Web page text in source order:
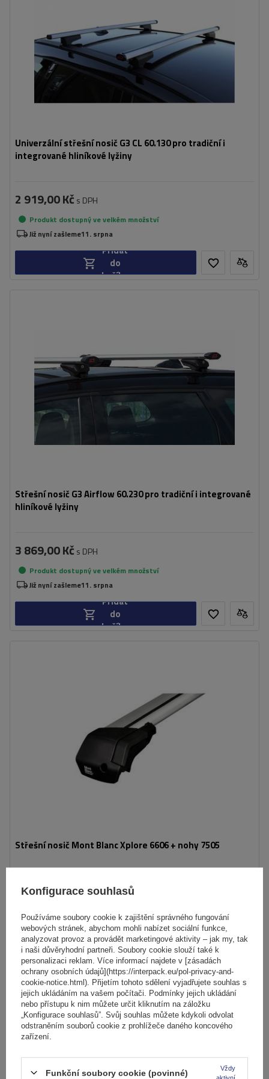
Univerzální střešní nosič G3 CL 60.130 pro tradiční i
integrované hliníkové lyžiny
2 919,00 Kč s DPH
Produkt dostupný ve velkém množství
Již nyní zašleme11. srpna
Přidat
do
košíku
Střešní nosič G3 Airflow 60.230 pro tradiční i integrované
hliníkové lyžiny
3 869,00 Kč s DPH
Produkt dostupný ve velkém množství
Již nyní zašleme11. srpna
Přidat
do
košíku
Střešní nosič Mont Blanc Xplore 6606 + nohy 7505
8 204,00 Kčs DPH
Již nyní zašleme11. srpna
Přidat
do
košíku
Konfigurace souhlasů
Používáme soubory cookie k zajištění správného fungování
webových stránek, abychom mohli nabízet sociální funkce,
analyzovat provoz a provádět marketingové aktivity – jak my, tak
i naši důvěryhodní partneři. Soubory cookie slouží také k
personalizaci reklam. Více informací najdete v [zásadách
ochrany osobních údajů](https://interpack.eu/pol-privacy-and-
cookie-notice.html). Přijetím tohoto sdělení vyjadřujete souhlas s
jejich ukládáním na vašem počítači. Podmínky jejich ukládání
nebo přístupu k nim můžete určit kliknutím na záložku
„Konfigurace souhlasů”. Svůj souhlas můžete kdykoli odvolat
odstraněním souborů cookie z prohlížeče daného koncového
zařízení.
Funkční soubory cookie (povinné)
Vždy
aktivní